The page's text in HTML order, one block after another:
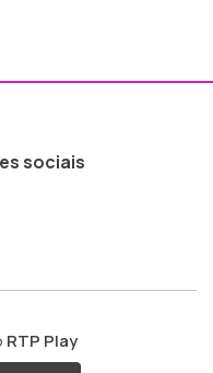
sociais
ao
RTP Play